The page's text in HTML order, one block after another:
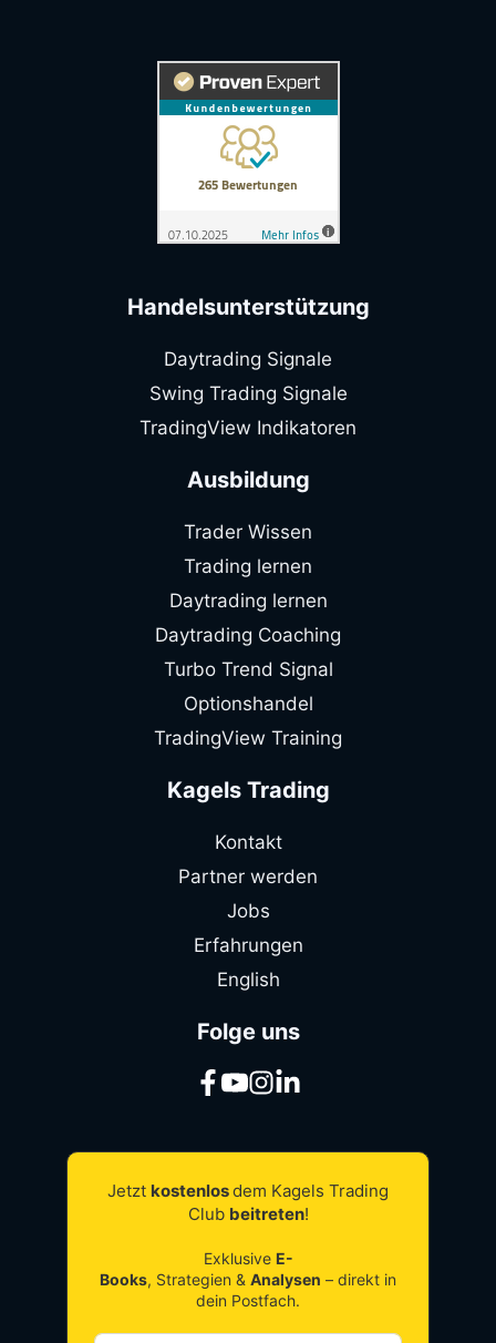
Handelsunterstützung
Daytrading Signale
Swing Trading Signale
TradingView Indikatoren
Ausbildung
Trader Wissen
Trading lernen
Daytrading lernen
Daytrading Coaching
Turbo Trend Signal
Optionshandel
TradingView Training
Kagels Trading
Kontakt
Partner werden
Jobs
Erfahrungen
English
Folge uns
Jetzt kostenlosdem Kagels Trading
Club beitreten!
Exklusive E-
Books, Strategien & Analysen – direkt in
dein Postfach.